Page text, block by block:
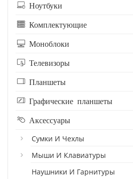
Ноутбуки
Комплектующие
Моноблоки
Телевизоры
Планшеты
Графические планшеты
Аксессуары
Сумки И Чехлы
Мыши И Клавиатуры
Наушники И Гарнитуры